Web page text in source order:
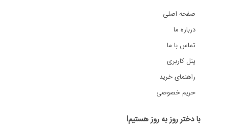
صفحه اصلی
درباره ما
تماس با ما
پنل کاربری
راهنمای خرید
حریم خصوصی
با دختر روز به روز هستیم!